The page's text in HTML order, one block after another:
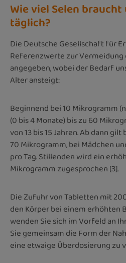
Wie viel Selen
täglich?
Die Deutsche Gesellschaft für
Referenzwerte zur Vermeidung
angegeben, wobei der Bedarf
Alter ansteigt:
Beginnend bei 10 Mikrogramm
(0 bis 4 Monate) bis zu 60
von 13 bis 15 Jahren. Ab dann
70 Mikrogramm, bei Mädchen
pro Tag. Stillenden wird ein
Mikrogramm zugesprochen [3].
Die Zufuhr von Tabletten mit
den Körper bei einem erhöhten
wenden Sie sich im Vorfeld an
Sie gemeinsam die Form der
eine etwaige Überdosierung zu